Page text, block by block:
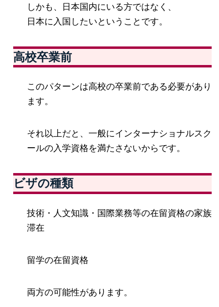
しかも、日本国内にいる方ではなく、
日本に入国したいということです。
高校卒業前
このパターンは高校の卒業前である必要があり
ます。
それ以上だと、一般にインターナショナルスク
ールの入学資格を満たさないからです。
ビザの種類
技術・人文知識・国際業務等の在留資格の家族
滞在
留学の在留資格
両方の可能性があります。